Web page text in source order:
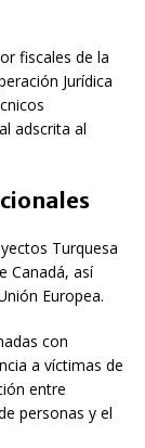
fiscales de la
Jurídica
adscrita al
Turquesa
Canadá, así
Europea.
con
a víctimas de
entre
personas y el